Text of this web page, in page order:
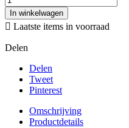
In winkelwagen
 Laatste items in voorraad
Delen
Delen
Tweet
Pinterest
Omschrijving
Productdetails